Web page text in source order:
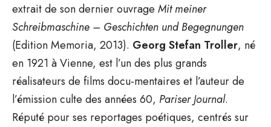
extrait de son dernier ouvrage Mit meiner
Schreibmaschine – Geschichten und Begegnungen
(Edition Memoria, 2013). Georg Stefan Troller, né
en 1921 à Vienne, est l’un des plus grands
réalisateurs de films docu-mentaires et l’auteur de
l’émission culte des années 60, Pariser Journal.
Réputé pour ses reportages poétiques, centrés sur